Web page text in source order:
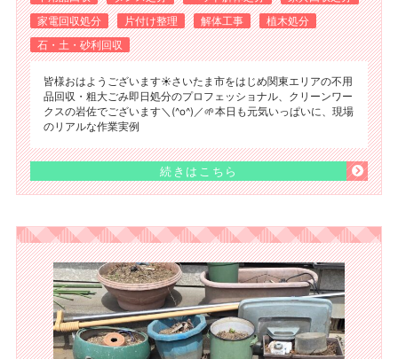
家電回収処分
片付け整理 解体工事
植木処分
石・土・砂利回収
皆様おはようございます☀️さいたま市をはじめ関東エリアの不用
品回収・粗大ごみ即日処分のプロフェッショナル、クリーンワー
クスの岩佐でございます＼(^o^)／🌱本日も元気いっぱいに、現場
のリアルな作業実例
続きはこちら